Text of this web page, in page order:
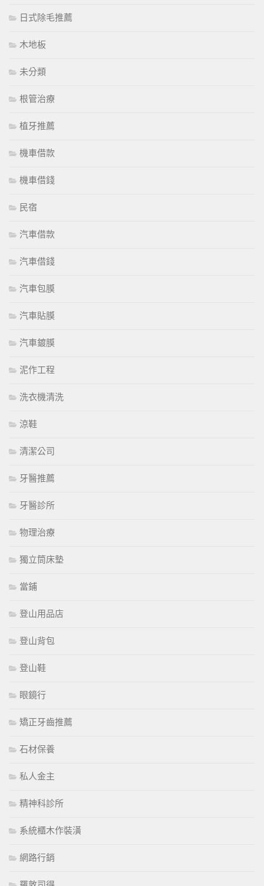
日式除毛推薦
木地板
未分類
根管治療
植牙推薦
機車借款
機車借錢
民宿
汽車借款
汽車借錢
汽車包膜
汽車貼膜
汽車鍍膜
泥作工程
洗衣機清洗
涼鞋
清潔公司
牙醫推薦
牙醫診所
物理治療
獨立筒床墊
當鋪
登山用品店
登山背包
登山鞋
眼鏡行
矯正牙齒推薦
石材保養
私人金主
精神科診所
系統櫃木作裝潢
網路行銷